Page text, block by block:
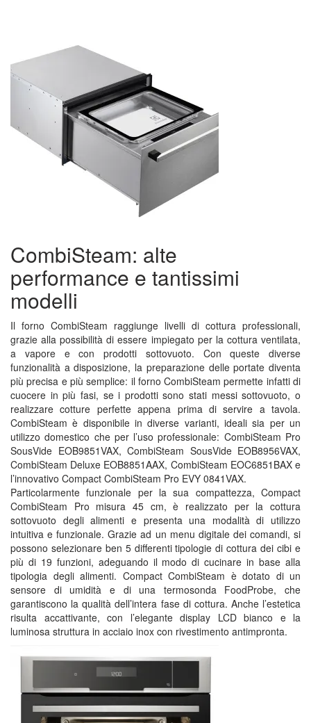
CombiSteam: alte
performance e tantissimi
modelli
Il forno CombiSteam raggiunge livelli di cottura professionali,
grazie alla possibilità di essere impiegato per la cottura ventilata,
a vapore e con prodotti sottovuoto. Con queste diverse
funzionalità a disposizione, la preparazione delle portate diventa
più precisa e più semplice: il forno CombiSteam permette infatti di
cuocere in più fasi, se i prodotti sono stati messi sottovuoto, o
realizzare cotture perfette appena prima di servire a tavola.
CombiSteam è disponibile in diverse varianti, ideali sia per un
utilizzo domestico che per l’uso professionale: CombiSteam Pro
SousVide EOB9851VAX, CombiSteam SousVide EOB8956VAX,
CombiSteam Deluxe EOB8851AAX, CombiSteam EOC6851BAX e
l’innovativo Compact CombiSteam Pro EVY 0841VAX.
Particolarmente funzionale per la sua compattezza, Compact
CombiSteam Pro misura 45 cm, è realizzato per la cottura
sottovuoto degli alimenti e presenta una modalità di utilizzo
intuitiva e funzionale. Grazie ad un menu digitale dei comandi, si
possono selezionare ben 5 differenti tipologie di cottura dei cibi e
più di 19 funzioni, adeguando il modo di cucinare in base alla
tipologia degli alimenti. Compact CombiSteam è dotato di un
sensore di umidità e di una termosonda FoodProbe, che
garantiscono la qualità dell’intera fase di cottura. Anche l’estetica
risulta accattivante, con l’elegante display LCD bianco e la
luminosa struttura in acciaio inox con rivestimento antimpronta.